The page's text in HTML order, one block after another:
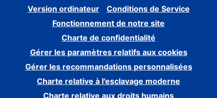
Version ordinateur
Conditions de Service
Fonctionnement de notre site
Charte de confidentialité
Gérer les paramètres relatifs aux cookies
Gérer les recommandations personnalisées
Charte relative à l'esclavage moderne
Charte relative aux droits humains